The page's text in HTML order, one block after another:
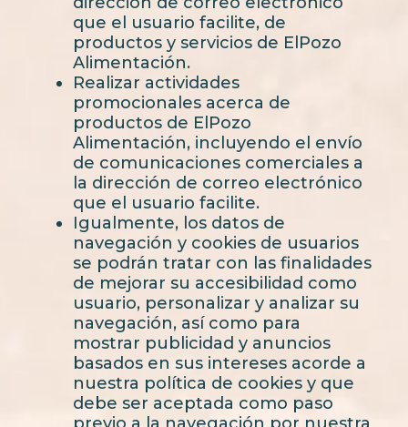
que el usuario facilite, de
productos y servicios de ElPozo
Alimentación.
Realizar actividades
promocionales acerca de
productos de ElPozo
Alimentación, incluyendo el envío
de comunicaciones comerciales a
la dirección de correo electrónico
que el usuario facilite.
Igualmente, los datos de
navegación y cookies de usuarios
se podrán tratar con las finalidades
de mejorar su accesibilidad como
usuario, personalizar y analizar su
navegación, así como para
mostrar publicidad y anuncios
basados en sus intereses acorde a
nuestra política de cookies y que
debe ser aceptada como paso